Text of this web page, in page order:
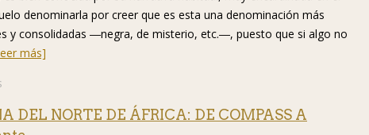
denominarla por creer que es esta una denominación más
y consolidadas ―negra, de misterio, etc.―, puesto que si algo no
más]
DEL NORTE DE ÁFRICA: DE COMPASS A